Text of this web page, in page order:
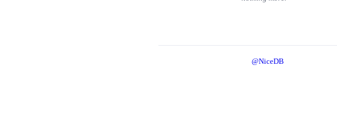
@NiceDB